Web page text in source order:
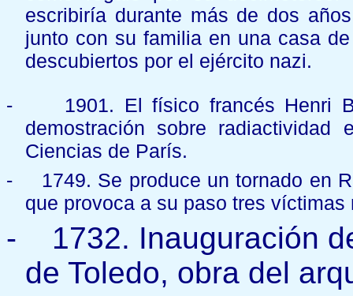
escribiría durante más de dos
junto con su familia en una casa
descubiertos por el ejército nazi.
-
1901. El físico francés Henri
demostración sobre radiactividad
Ciencias de París.
-
1749. Se produce un tornado en
que provoca a su paso tres víctimas
-
1732. Inauguración
de Toledo, obra del